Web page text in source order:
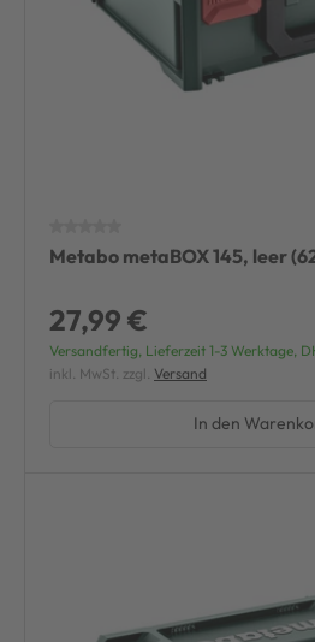
Metabo metaBOX 145, leer
27,99 €
Versandfertig, Lieferzeit 1-3 Werktage,
inkl. MwSt. zzgl. Versand
In den